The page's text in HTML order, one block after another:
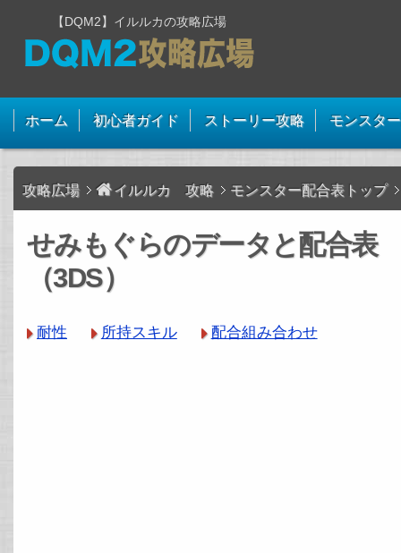
【DQM2】イルルカの攻略広場
ホーム 初心者ガイド ストーリー攻略 モンスタ
攻略広場 イルルカ 攻略 モンスター配合表トップ
せみもぐらのデータと配合表
（3DS）
耐性 所持スキル 配合組み合わせ